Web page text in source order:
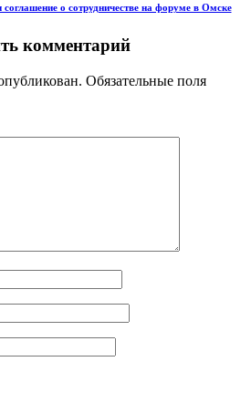
о сотрудничестве на форуме в Омске
комментарий
Обязательные поля